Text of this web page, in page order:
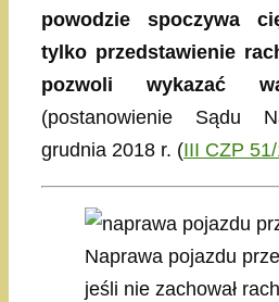
powodzie spoczywa
tylko przedstawienie
pozwoli wykazać
(postanowienie Sądu
grudnia 2018 r. (​III CZP
Naprawa pojazdu
jeśli nie zachował